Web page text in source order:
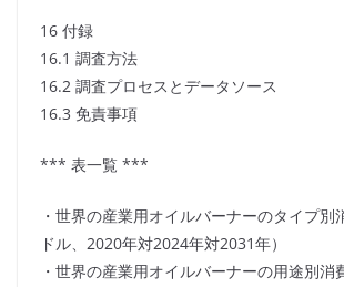
16 付録
16.1 調査方法
16.2 調査プロセスとデータソース
16.3 免責事項
*** 表一覧 ***
・世界の産業用オイルバーナーのタイプ別
ドル、2020年対2024年対2031年）
・世界の産業用オイルバーナーの用途別消